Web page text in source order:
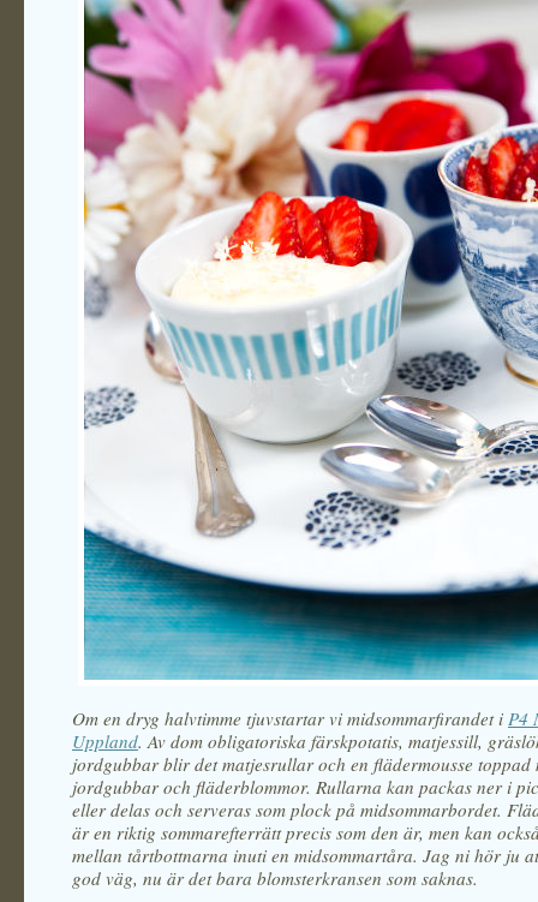
Om en dryg halvtimme tjuvstartar vi midsommarfirandet i P4
Uppland. Av dom obligatoriska färskpotatis, matjessill,
jordgubbar blir det matjesrullar och en flädermousse toppad
jordgubbar och fläderblommor. Rullarna kan packas ner i
eller delas och serveras som plock på midsommarbordet.
är en riktig sommarefterrätt precis som den är, men kan
mellan tårtbottnarna inuti en midsommartåra. Jag ni hör ju
god väg, nu är det bara blomsterkransen som saknas.